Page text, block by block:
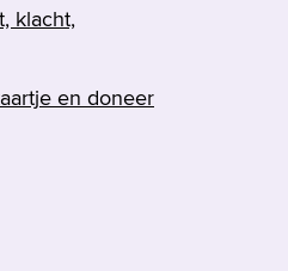
klacht,
en doneer